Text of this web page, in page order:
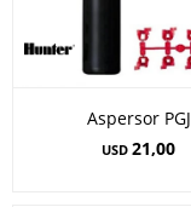
Aspersor PGJ
USD 21,00